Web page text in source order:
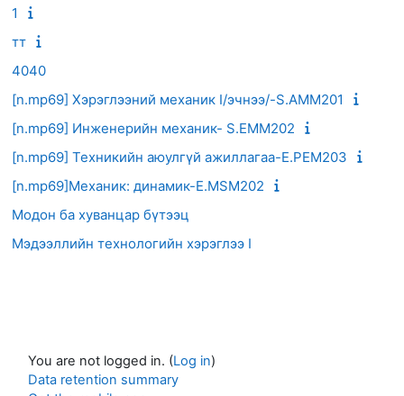
1
тт
4040
[n.mp69] Хэрэглээний механик I/эчнээ/-S.AMM201
[n.mp69] Инженерийн механик- S.EMM202
[n.mp69] Техникийн аюулгүй ажиллагаа-E.PEM203
[n.mp69]Механик: динамик-E.MSM202
Модон ба хуванцар бүтээц
Мэдээллийн технологийн хэрэглээ I
You are not logged in. (Log in)
Data retention summary